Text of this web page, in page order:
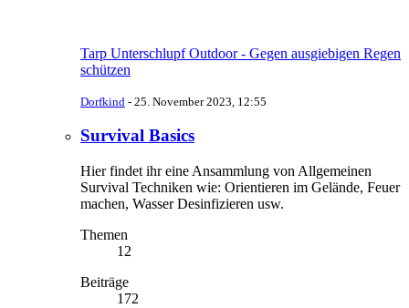
Tarp Unterschlupf Outdoor - Gegen ausgiebigen Regen
schützen
Dorfkind - 25. November 2023, 12:55
Survival Basics
Hier findet ihr eine Ansammlung von Allgemeinen
Survival Techniken wie: Orientieren im Gelände, Feuer
machen, Wasser Desinfizieren usw.
Themen
12
Beiträge
172